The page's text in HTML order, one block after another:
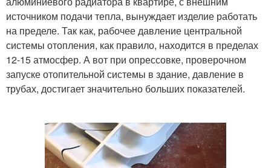
источником подачи тепла, вынуждает изделие работать
на пределе. Так как, рабочее давление центральной
системы отопления, как правило, находится в пределах
12-15 атмосфер. А вот при опрессовке, проверочном
запуске отопительной системы в здание, давление в
трубах, достигает значительно больших показателей.